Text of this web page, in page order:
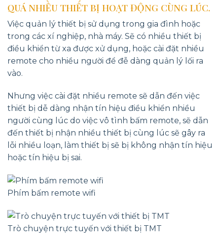
QUÁ NHIỀU THIẾT BỊ HOẠT ĐỘNG CÙNG LÚC.
Việc quản lý thiết bị sử dụng trong gia đình hoặc
trong các xí nghiệp, nhà máy. Sẽ có nhiều thiết bị
điều khiển từ xa được xử dụng, hoặc cài đặt nhiều
remote cho nhiều người để đễ dàng quản lý lối ra
vào.
Nhưng việc cài đặt nhiều remote sẽ dẫn đến việc
thiết bị dễ dàng nhận tín hiệu điều khiển nhiều
người cùng lúc do việc vô tình bấm remote, sẽ dẫn
đến thiết bị nhận nhiều thiết bị cùng lúc sẽ gây ra
lỗi nhiều loạn, làm thiết bị sẽ bị không nhận tín hiệu
hoặc tín hiệu bị sai.
Phím bấm remote wifi
Trò chuyện trực tuyến với thiết bị TMT